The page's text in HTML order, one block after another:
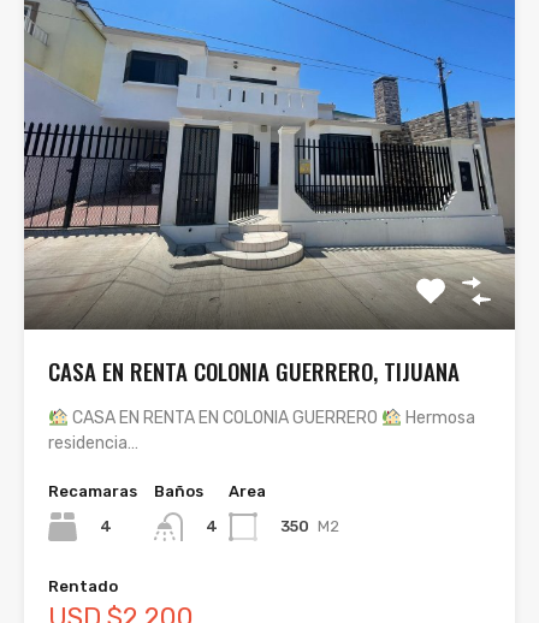
CASA EN RENTA COLONIA GUERRERO, TIJUANA
CASA EN RENTA EN COLONIA GUERRERO
Hermosa
residencia…
Recamaras
4
Baños
4
Area
350 M2
Rentado